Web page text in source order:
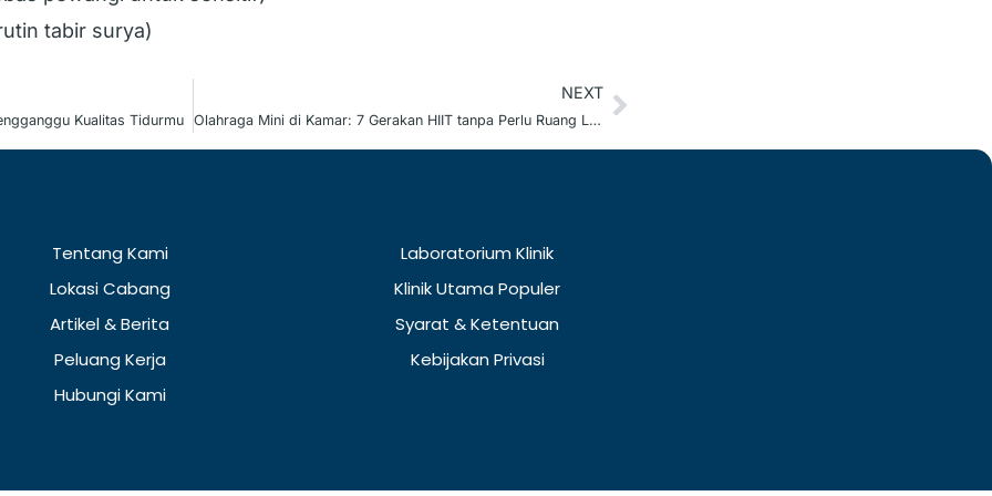
tabir surya)
Kualitas Tidurmu
NEXT
Olahraga Mini di Kamar: 7 Gerakan HIIT tanpa Perlu Ruang Luas Next
Tentang Kami
Lokasi Cabang
Artikel & Berita
Peluang Kerja
Hubungi Kami
Laboratorium Klinik
Klinik Utama Populer
Syarat & Ketentuan
Kebijakan Privasi